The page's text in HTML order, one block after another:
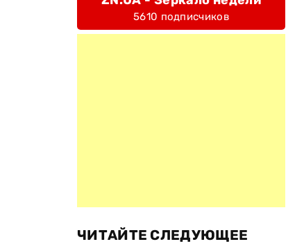
5610 подписчиков
ЧИТАЙТЕ СЛЕДУЮЩЕЕ